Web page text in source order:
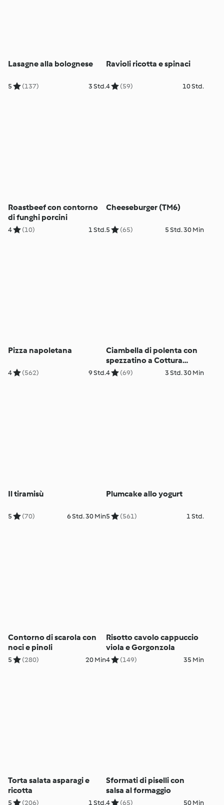
Lasagne alla bolognese
5 (137) 3 Std.
Ravioli ricotta e spinaci
4 (59) 10 Std.
Roastbeef con contorno
di funghi porcini
4 (10) 1 Std.
Cheeseburger (TM6)
5 (65) 5 Std. 30 Min
Pizza napoletana
4 (562) 9 Std.
Ciambella di polenta con
spezzatino a Cottura
Lenta
4 (69) 3 Std. 30 Min
Il tiramisù
5 (70) 6 Std. 30 Min
Plumcake allo yogurt
5 (561) 1 Std.
Contorno di scarola con
noci e pinoli
5 (280) 20 Min
Risotto cavolo cappuccio
viola e Gorgonzola
4 (149) 35 Min
Torta salata asparagi e
ricotta
5 (206) 1 Std.
Sformati di piselli con
salsa al formaggio
4 (65) 50 Min